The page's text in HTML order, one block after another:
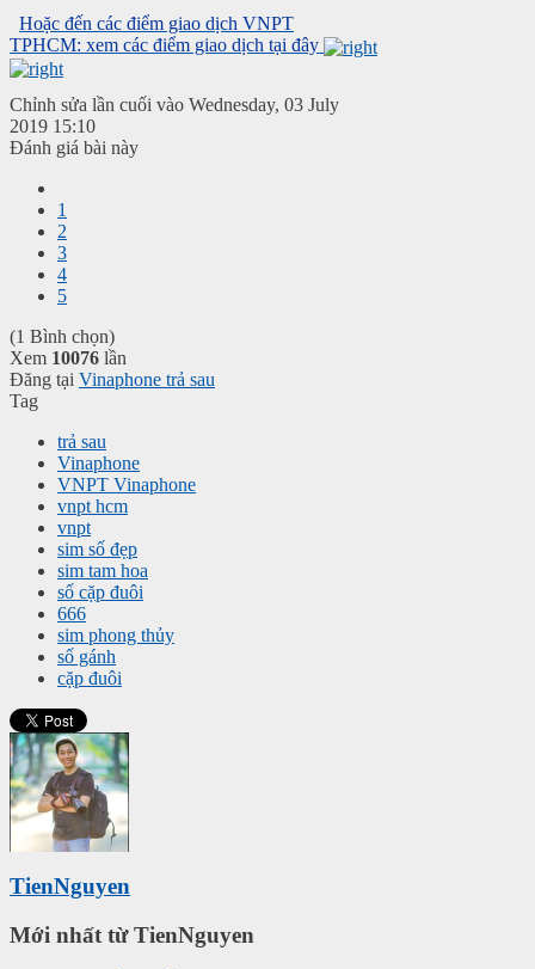
Hoặc đến các điểm giao dịch VNPT
TPHCM: xem các điểm giao dịch tại đây
Chỉnh sửa lần cuối vào Wednesday, 03 July
2019 15:10
Đánh giá bài này
1
2
3
4
5
(1 Bình chọn)
Xem 10076 lần
Đăng tại Vinaphone trả sau
Tag
trả sau
Vinaphone
VNPT Vinaphone
vnpt hcm
vnpt
sim số đẹp
sim tam hoa
số cặp đuôi
666
sim phong thủy
số gánh
cặp đuôi
TienNguyen
Mới nhất từ TienNguyen